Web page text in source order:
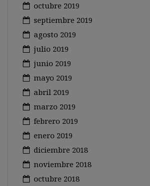
octubre 2019
septiembre 2019
agosto 2019
julio 2019
junio 2019
mayo 2019
abril 2019
marzo 2019
febrero 2019
enero 2019
diciembre 2018
noviembre 2018
octubre 2018